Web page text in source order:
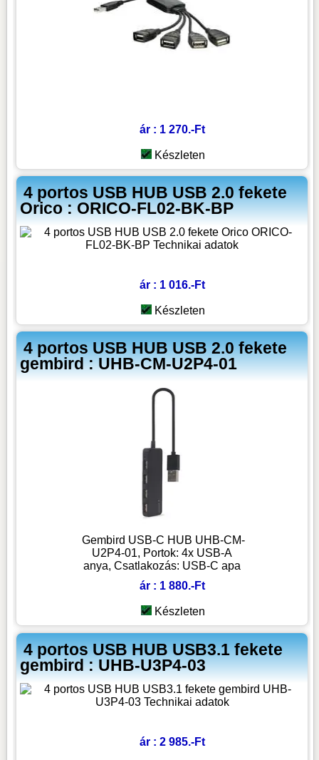
ár : 1 270.-Ft
Készleten
4 portos USB HUB USB 2.0 fekete
Orico : ORICO-FL02-BK-BP
ár : 1 016.-Ft
Készleten
4 portos USB HUB USB 2.0 fekete
gembird : UHB-CM-U2P4-01
Gembird USB-C HUB UHB-CM-
U2P4-01, Portok: 4x USB-A
anya, Csatlakozás: USB-C apa
ár : 1 880.-Ft
Készleten
4 portos USB HUB USB3.1 fekete
gembird : UHB-U3P4-03
ár : 2 985.-Ft